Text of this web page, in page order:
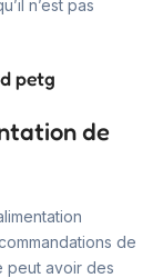
n’est pas
petg
de
de
peut avoir des